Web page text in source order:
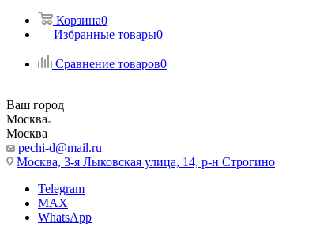
Корзина0
Избранные товары0
Сравнение товаров0
Ваш город
Москва
Москва
pechi-d@mail.ru
Москва, 3-я Лыковская улица, 14, р-н Строгино
Telegram
MAX
WhatsApp